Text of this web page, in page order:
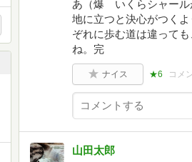
あ（爆 いくらシャー
地に立つと決心がつく
ぞれに歩む道は違って
ね。完
ナイス ★6 コメ
山田太郎